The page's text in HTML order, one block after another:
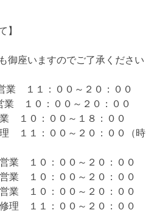
】
御座いますのでご了承ください
業 １１：００～２０：００
１０：００～２０：００
１０：００～１８：００
１１：００～２０：００（時
業 １０：００～２０：００
業 １０：００～２０：００
業 １０：００～２０：００
１１：００～２０：００